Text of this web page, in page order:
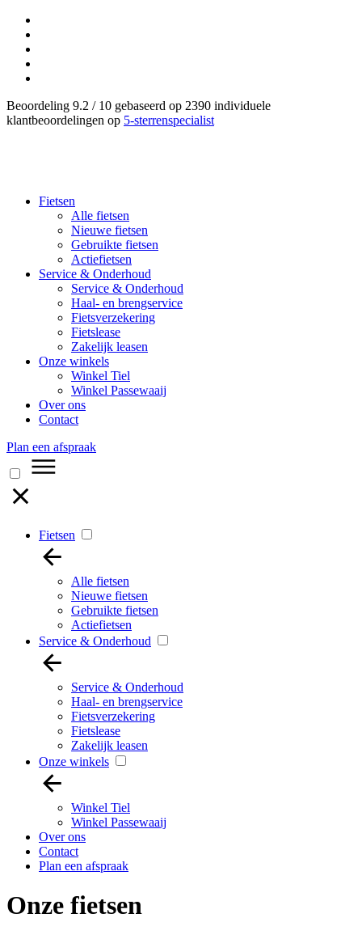
Beoordeling 9.2 / 10 gebaseerd op 2390 individuele
klantbeoordelingen op 5-sterrenspecialist
Fietsen
Alle fietsen
Nieuwe fietsen
Gebruikte fietsen
Actiefietsen
Service & Onderhoud
Service & Onderhoud
Haal- en brengservice
Fietsverzekering
Fietslease
Zakelijk leasen
Onze winkels
Winkel Tiel
Winkel Passewaaij
Over ons
Contact
Plan een afspraak
Fietsen
Alle fietsen
Nieuwe fietsen
Gebruikte fietsen
Actiefietsen
Service & Onderhoud
Service & Onderhoud
Haal- en brengservice
Fietsverzekering
Fietslease
Zakelijk leasen
Onze winkels
Winkel Tiel
Winkel Passewaaij
Over ons
Contact
Plan een afspraak
Onze fietsen